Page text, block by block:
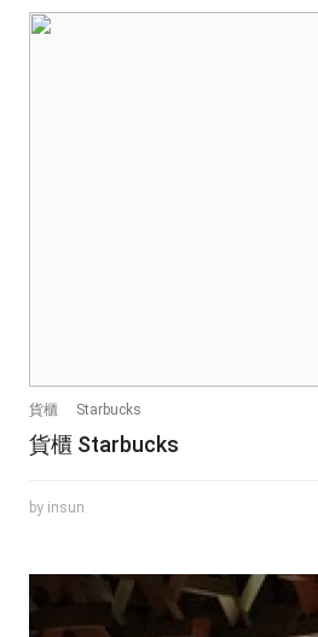
貨櫃 Starbucks
貨櫃 Starbucks
by insun